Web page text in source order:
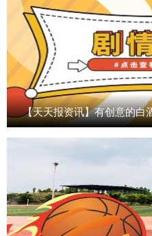
【天天报资讯】有创意的白